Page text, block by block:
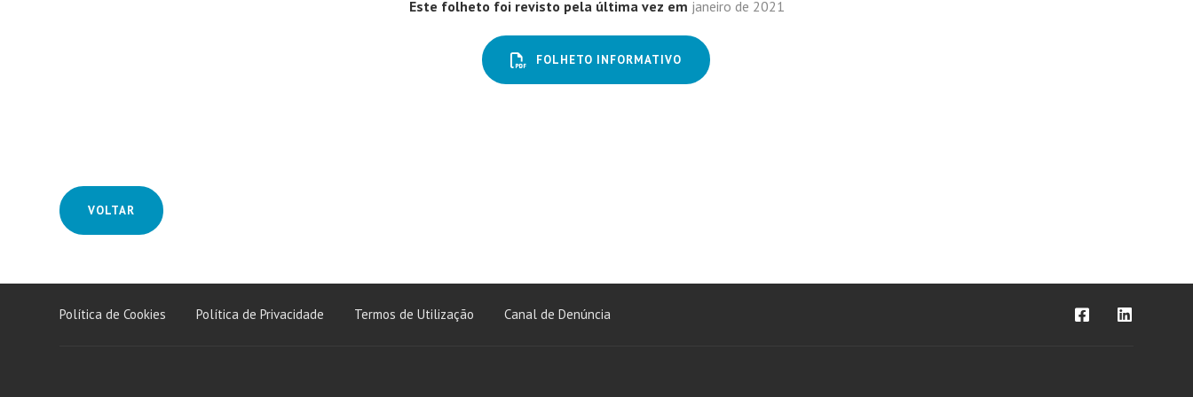
Este folheto foi revisto pela última vez em janeiro de 2021
FOLHETO INFORMATIVO
VOLTAR
Política de Cookies Política de Privacidade Termos de Utilização Canal de Denúncia